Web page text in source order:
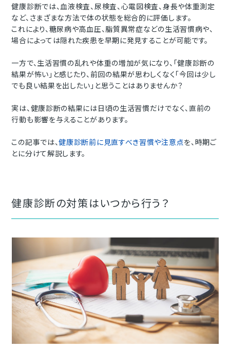
健康診断では、血液検査、尿検査、心電図検査、身長や体重測定
など、さまざまな方法で体の状態を総合的に評価します。
これにより、 糖尿病や高血圧、脂質異常症などの生活習慣病や、
場合によっては隠れた疾患を早期に発見することが可能です。
一方で、生活習慣の乱れや体重の増加が気になり、「健康診断の
結果が怖い」と感じたり、前回の結果が思わしくなく「今回は少し
でも良い結果を出したい」と思うことはありませんか？
実は、健康診断の結果には日頃の生活習慣だけでなく、直前の
行動も影響を与えることがあります。
この記事では、健康診断前に見直すべき習慣や注意点を、時期ご
とに分けて解説します。
健康診断の対策はいつから行う？